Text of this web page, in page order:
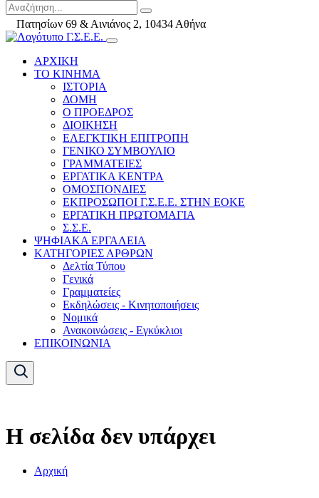
Πατησίων 69 & Αινιάνος 2, 10434 Αθήνα
ΑΡΧΙΚΗ
ΤΟ ΚΙΝΗΜΑ
ΙΣΤΟΡΙΑ
ΔΟΜΗ
Ο ΠΡΟΕΔΡΟΣ
ΔΙΟΙΚΗΣΗ
ΕΛΕΓΚΤΙΚΗ ΕΠΙΤΡΟΠΗ
ΓΕΝΙΚΟ ΣΥΜΒΟΥΛΙΟ
ΓΡΑΜΜΑΤΕΙΕΣ
ΕΡΓΑΤΙΚΑ ΚΕΝΤΡΑ
ΟΜΟΣΠΟΝΔΙΕΣ
ΕΚΠΡΟΣΩΠΟΙ Γ.Σ.Ε.Ε. ΣΤΗΝ ΕΟΚΕ
ΕΡΓΑΤΙΚΗ ΠΡΩΤΟΜΑΓΙΑ
Σ.Σ.Ε.
ΨΗΦΙΑΚΑ ΕΡΓΑΛΕΙΑ
ΚΑΤΗΓΟΡΙΕΣ ΑΡΘΡΩΝ
Δελτία Τύπου
Γενικά
Γραμματείες
Εκδηλώσεις - Κινητοποιήσεις
Νομικά
Ανακοινώσεις - Εγκύκλιοι
ΕΠΙΚΟΙΝΩΝΙΑ
Η σελίδα δεν υπάρχει
Αρχική